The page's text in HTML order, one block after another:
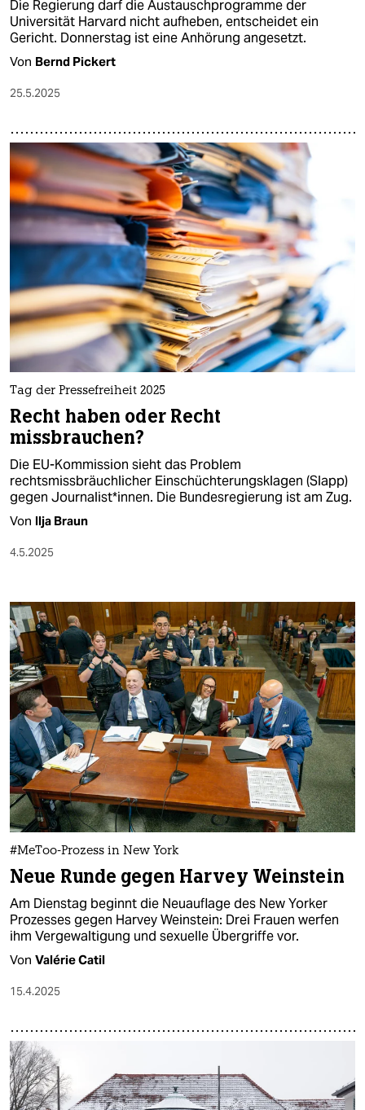
Die Regierung darf die Austauschprogramme der
Universität Harvard nicht aufheben, entscheidet ein
Gericht. Donnerstag ist eine Anhörung angesetzt.
Von Bernd Pickert
25.5.2025
Tag der Pressefreiheit 2025
Recht haben oder Recht
missbrauchen?
Die EU-Kommission sieht das Problem
rechtsmissbräuchlicher Einschüchterungsklagen (Slapp)
gegen Jour­na­lis­t*in­nen. Die Bundesregierung ist am Zug.
Von Ilja Braun
4.5.2025
#MeToo-Prozess in New York
Neue Runde gegen Harvey Weinstein
Am Dienstag beginnt die Neuauflage des New Yorker
Prozesses gegen Harvey Weinstein: Drei Frauen werfen
ihm Vergewaltigung und sexuelle Übergriffe vor.
Von Valérie Catil
15.4.2025